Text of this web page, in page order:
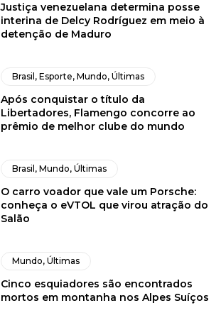
Justiça venezuelana determina posse
interina de Delcy Rodríguez em meio à
detenção de Maduro
Brasil ,Esporte,Mundo,Últimas
Após conquistar o título da
Libertadores, Flamengo concorre ao
prêmio de melhor clube do mundo
Brasil ,Mundo,Últimas
O carro voador que vale um Porsche:
conheça o eVTOL que virou atração do
Salão
Mundo,Últimas
Cinco esquiadores são encontrados
mortos em montanha nos Alpes Suíços